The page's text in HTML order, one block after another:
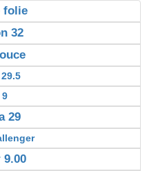
folie
32
29
9.00